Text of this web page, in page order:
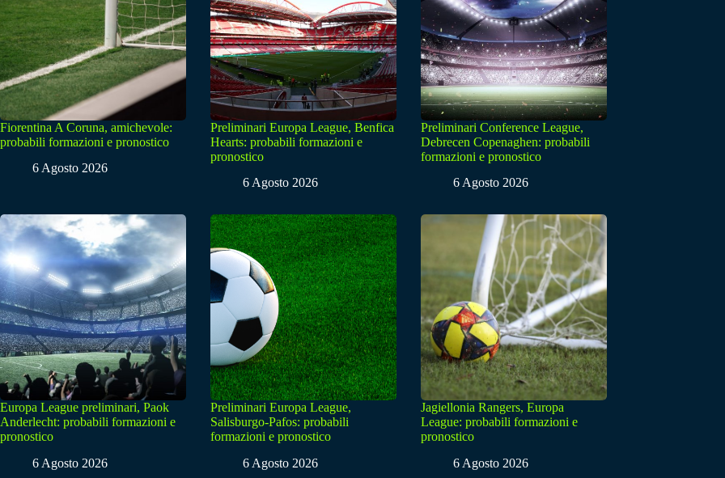
Fiorentina A Coruna, amichevole:
probabili formazioni e pronostico
6 Agosto 2026
Preliminari Europa League, Benfica
Hearts: probabili formazioni e
pronostico
6 Agosto 2026
Preliminari Conference League,
Debrecen Copenaghen: probabili
formazioni e pronostico
6 Agosto 2026
Europa League preliminari, Paok
Anderlecht: probabili formazioni e
pronostico
6 Agosto 2026
Preliminari Europa League,
Salisburgo-Pafos: probabili
formazioni e pronostico
6 Agosto 2026
Jagiellonia Rangers, Europa
League: probabili formazioni e
pronostico
6 Agosto 2026